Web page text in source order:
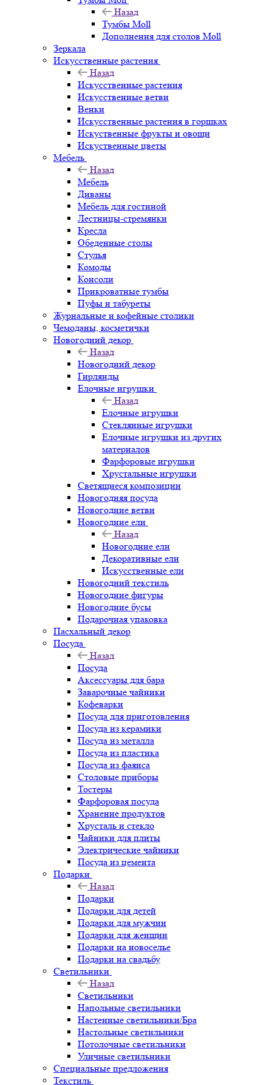
Назад
Тумбы Moll
Дополнения для столов Moll
Зеркала
Искусственные растения
Назад
Искусственные растения
Искусственные ветви
Венки
Искусственные растения в горшках
Искуственные фрукты и овощи
Искуственные цветы
Мебель
Назад
Мебель
Диваны
Мебель для гостиной
Лестницы-стремянки
Кресла
Обеденные столы
Стулья
Комоды
Консоли
Прикроватные тумбы
Пуфы и табуреты
Журнальные и кофейные столики
Чемоданы, косметички
Новогодний декор
Назад
Новогодний декор
Гирлянды
Елочные игрушки
Назад
Елочные игрушки
Стеклянные игрушки
Елочные игрушки из других
материалов
Фарфоровые игрушки
Хрустальные игрушки
Светящиеся композиции
Новогодняя посуда
Новогодние ветви
Новогодние ели
Назад
Новогодние ели
Декоративные ели
Искусственные ели
Новогодний текстиль
Новогодние фигуры
Новогодние бусы
Подарочная упаковка
Пасхальный декор
Посуда
Назад
Посуда
Аксессуары для бара
Заварочные чайники
Кофеварки
Посуда для приготовления
Посуда из керамики
Посуда из металла
Посуда из пластика
Посуда из фаянса
Столовые приборы
Тостеры
Фарфоровая посуда
Хранение продуктов
Хрусталь и стекло
Чайники для плиты
Электрические чайники
Посуда из цемента
Подарки
Назад
Подарки
Подарки для детей
Подарки для мужчин
Подарки для женщин
Подарки на новоселье
Подарки на свадьбу
Светильники
Назад
Светильники
Напольные светильники
Настенные светильники/Бра
Настольные светильники
Потолочные светильники
Уличные светильники
Специальные предложения
Текстиль